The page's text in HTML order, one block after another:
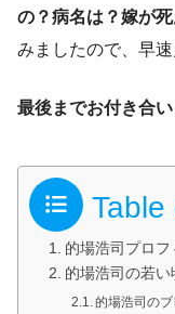
の？病名は？嫁が
みましたので、早
最後までお付き合
Table
的場浩司プロフ
的場浩司の若い
的場浩司の